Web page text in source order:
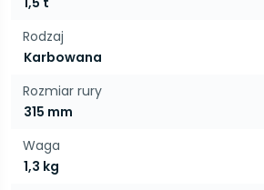
Rodzaj
Karbowana
Rozmiar rury
315 mm
Waga
1,3 kg